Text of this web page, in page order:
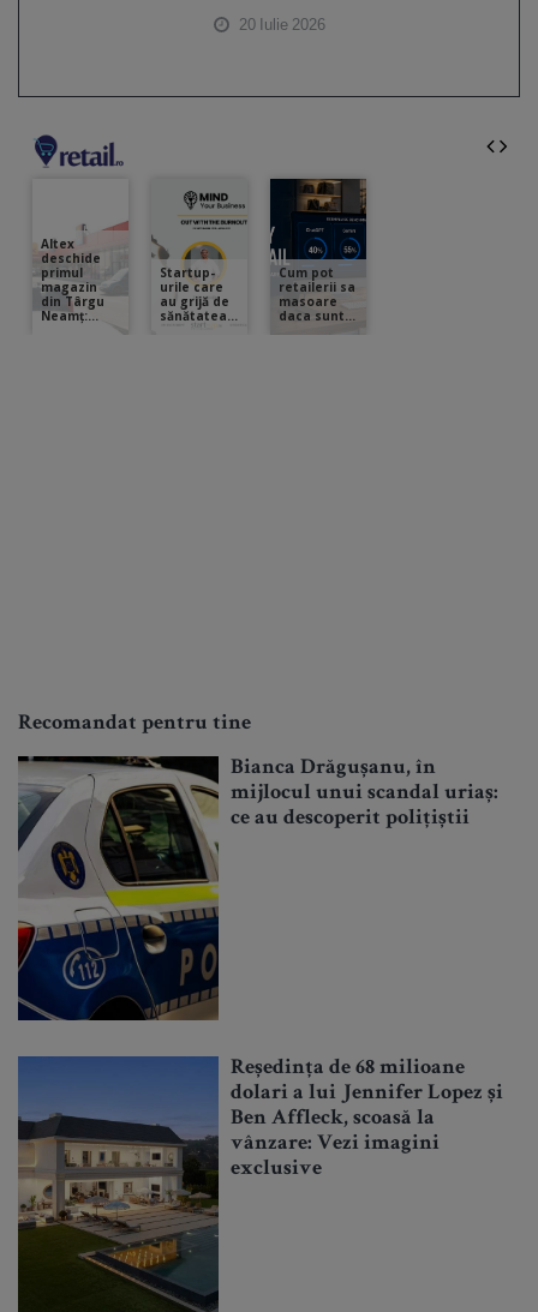
20 Iulie 2026
Recomandat pentru tine
Bianca Drăgușanu, în
mijlocul unui scandal uriaș:
ce au descoperit polițiștii
Reședința de 68 milioane
dolari a lui Jennifer Lopez și
Ben Affleck, scoasă la
vânzare: Vezi imagini
exclusive